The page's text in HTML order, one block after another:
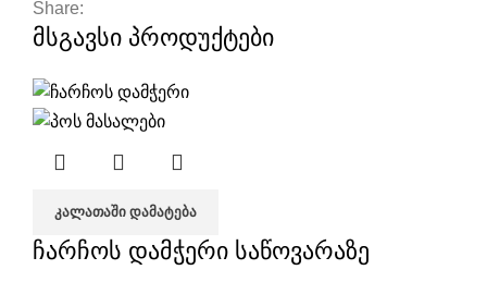
Share:
მსგავსი პროდუქტები
ᲙᲐᲚᲐᲗᲐᲨᲘ ᲓᲐᲛᲐᲢᲔᲑᲐ
ჩარჩოს დამჭერი საწოვარაზე